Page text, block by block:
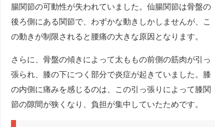
腸関節の可動性が失われていました。仙腸関節は骨盤の
後ろ側にある関節で、わずかな動きしかしませんが、こ
の動きが制限されると腰痛の大きな原因となります。
さらに、骨盤の傾きによって太ももの前側の筋肉が引っ
張られ、膝の下につく部分で炎症が起きていました。膝
の内側に痛みを感じるのは、この引っ張りによって膝関
節の隙間が狭くなり、負担が集中していたためです。